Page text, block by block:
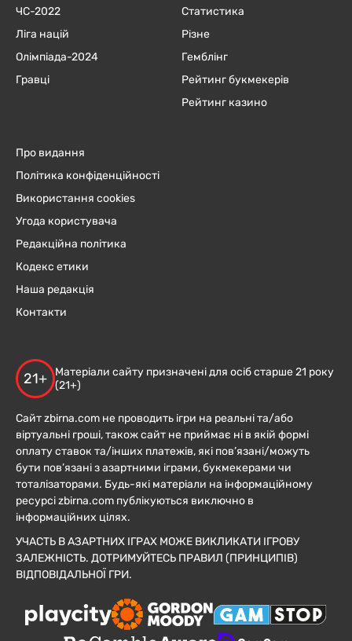
ЧC-2022
Ліга націй
Олімпіада-2024
Гравці
Статистика
Різне
Гемблінг
Рейтинг букмекерів
Рейтинг казино
Про видання
Політика конфіденційності
Використання cookies
Угода користувача
Редакційна політика
Кодекс етики
Наша редакція
Контакти
21+
Матеріали сайту призначені для осіб старше 21 року
(21+)
Сайт zbirna.com не проводить ігри на реальні та/або
віртуальні гроші, також сайт не приймає ні в якій формі
оплату ставок та/інших платежів, які пов’язані/можуть
бути пов’язані з азартними іграми, букмекерами чи
тоталізаторами. Будь-які матеріали на інформаційному
ресурсі zbirna.com публікуються виключно в
інформаційних цілях.
УЧАСТЬ В АЗАРТНИХ ІГРАХ МОЖЕ ВИКЛИКАТИ ІГРОВУ
ЗАЛЕЖНІСТЬ. ДОТРИМУЙТЕСЬ ПРАВИЛ (ПРИНЦИПІВ)
ВІДПОВІДАЛЬНОЇ ГРИ.